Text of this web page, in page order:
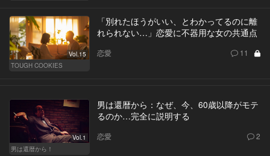
Vol.15
TOUGH COOKIES
「別れたほうがいい、とわかってるのに離
れられない…」恋愛に不器用な女の共通点
恋愛 11
Vol.1
男は還暦から！
男は還暦から：なぜ、今、60歳以降がモテ
るのか…完全に説明する
恋愛 2